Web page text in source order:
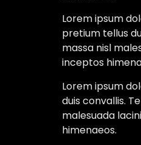
Lorem ipsum
pretium tellus
massa nisl
inceptos
Lorem ipsum
duis convallis.
malesuada
himenaeos.